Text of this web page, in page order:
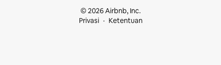
© 2026 Airbnb, Inc.
Privasi
Ketentuan